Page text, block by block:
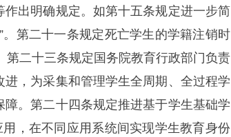
出明确规定。如第十五条规定进一步简
第二十一条规定死亡学生的学籍注销时
二十三条规定国务院教育行政部门负责
，为采集和管理学生全周期、全过程学
。第二十四条规定推进基于学生基础学
，在不同应用系统间实现学生教育身份